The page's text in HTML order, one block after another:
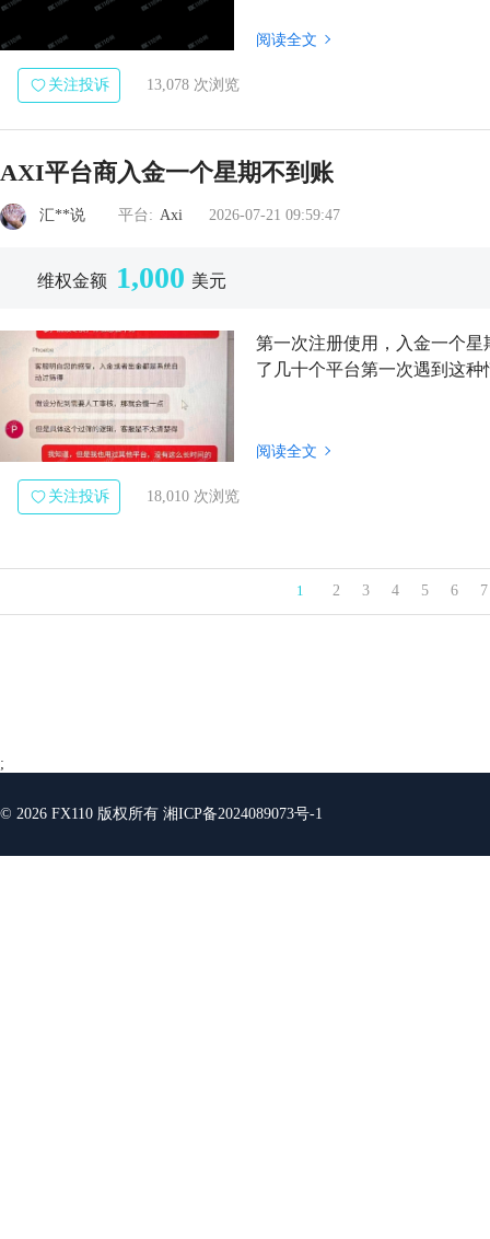
阅读全文
关注投诉 13,078 次浏览
AXI平台商入金一个星期不到账
汇**说 平台: Axi 2026-07-21 09:59:47
维权金额 1,000 美元
第一次注册使用，入金一个
了几十个平台第一次遇到这种
阅读全文
关注投诉 18,010 次浏览
1 2 3 4 5 6 7
© 2026 FX110 版权所有 湘ICP备2024089073号-1
;